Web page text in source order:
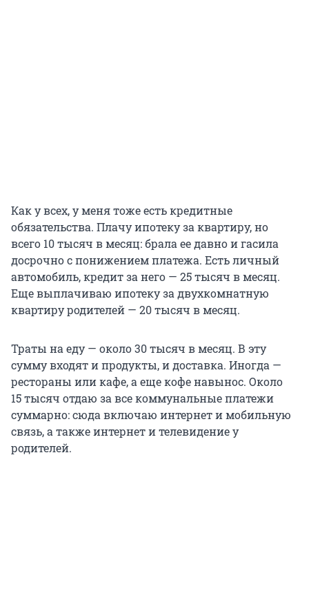
Как у всех, у меня тоже есть кредитные
обязательства. Плачу ипотеку за квартиру, но
всего 10 тысяч в месяц: брала ее давно и гасила
досрочно с понижением платежа. Есть личный
автомобиль, кредит за него — 25 тысяч в месяц.
Еще выплачиваю ипотеку за двухкомнатную
квартиру родителей — 20 тысяч в месяц.
Траты на еду — около30 тысяч в месяц. В эту
сумму входят и продукты, и доставка. Иногда —
рестораны или кафе, а еще кофе навынос. Около
15 тысяч отдаю за все коммунальные платежи
суммарно: сюда включаю интернет и мобильную
связь, а также интернет и телевидение у
родителей.